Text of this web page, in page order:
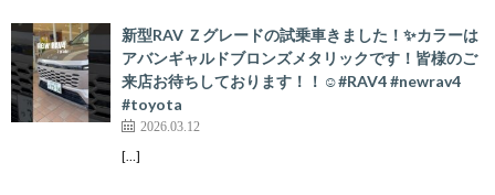
新型RAV Ｚグレードの試乗車きました！✨カラーは
アバンギャルドブロンズメタリックです！皆様のご
来店お待ちしております！！☺️#RAV4 #newrav4
#toyota
2026.03.12
[…]